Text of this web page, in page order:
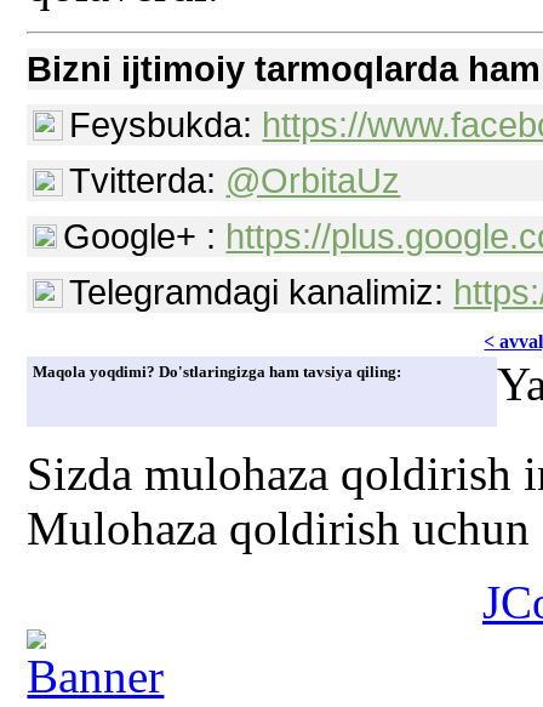
Bizni ijtimoiy tarmoqlarda
Feysbukda: https://
Tvitterda: @OrbitaUz
Google+ : https://
Telegramdagi kanalimiz:
<
Maqola yoqdimi? Do'stlaringizga ham tavsiya qiling:
Sizda mulohaza qoldirish
Mulohaza qoldirish